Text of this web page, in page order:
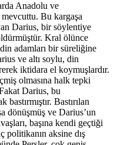
Anadolu ve
Bu kargaşa
Darius, bir söylentiye
Kral ölünce
adamları bir süreliğine
ve altı soylu, din
iktidara el koymuşlardır.
olmasına halk tepki
Darius, bu
Bastırılan
dönüşmüş ve Darius’un
başına kendi geçtiği
politikanın aksine dış